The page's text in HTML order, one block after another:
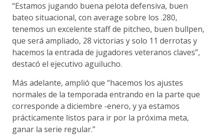
“Estamos jugando buena pelota defensiva, buen
bateo situacional, con average sobre los .280,
tenemos un excelente staff de pitcheo, buen bullpen,
que será ampliado, 28 victorias y solo 11 derrotas y
hacemos la entrada de jugadores veteranos claves”,
destacó el ejecutivo aguilucho.
Más adelante, amplió que “hacemos los ajustes
normales de la temporada entrando en la parte que
corresponde a diciembre -enero, y ya estamos
prácticamente listos para ir por la próxima meta,
ganar la serie regular.”